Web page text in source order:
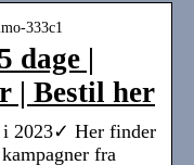
333c1
dage |
| Bestil her
i 2023✓ Her finder
fra